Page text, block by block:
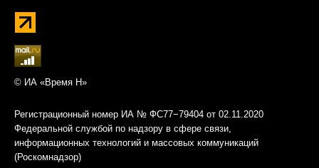
© ИА «Время Н»
Регистрационный номер ИА № ФС77−79404 от 02.11.2020
Федеральной службой по надзору в сфере связи,
информационных технологий и массовых коммуникаций
(Роскомнадзор)